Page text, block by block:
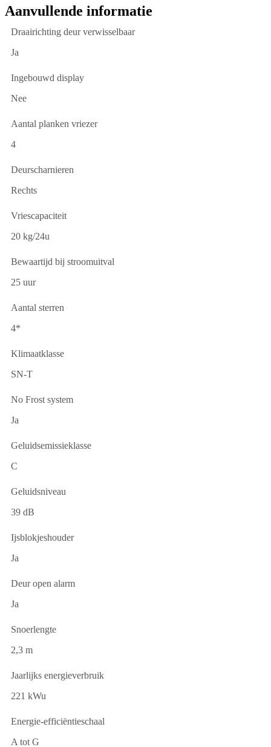
Aanvullende informatie
Draairichting deur verwisselbaar
Ja
Ingebouwd display
Nee
Aantal planken vriezer
4
Deurscharnieren
Rechts
Vriescapaciteit
20 kg/24u
Bewaartijd bij stroomuitval
25 uur
Aantal sterren
4*
Klimaatklasse
SN-T
No Frost system
Ja
Geluidsemissieklasse
C
Geluidsniveau
39 dB
Ijsblokjeshouder
Ja
Deur open alarm
Ja
Snoerlengte
2,3 m
Jaarlijks energieverbruik
221 kWu
Energie-efficiëntieschaal
A tot G